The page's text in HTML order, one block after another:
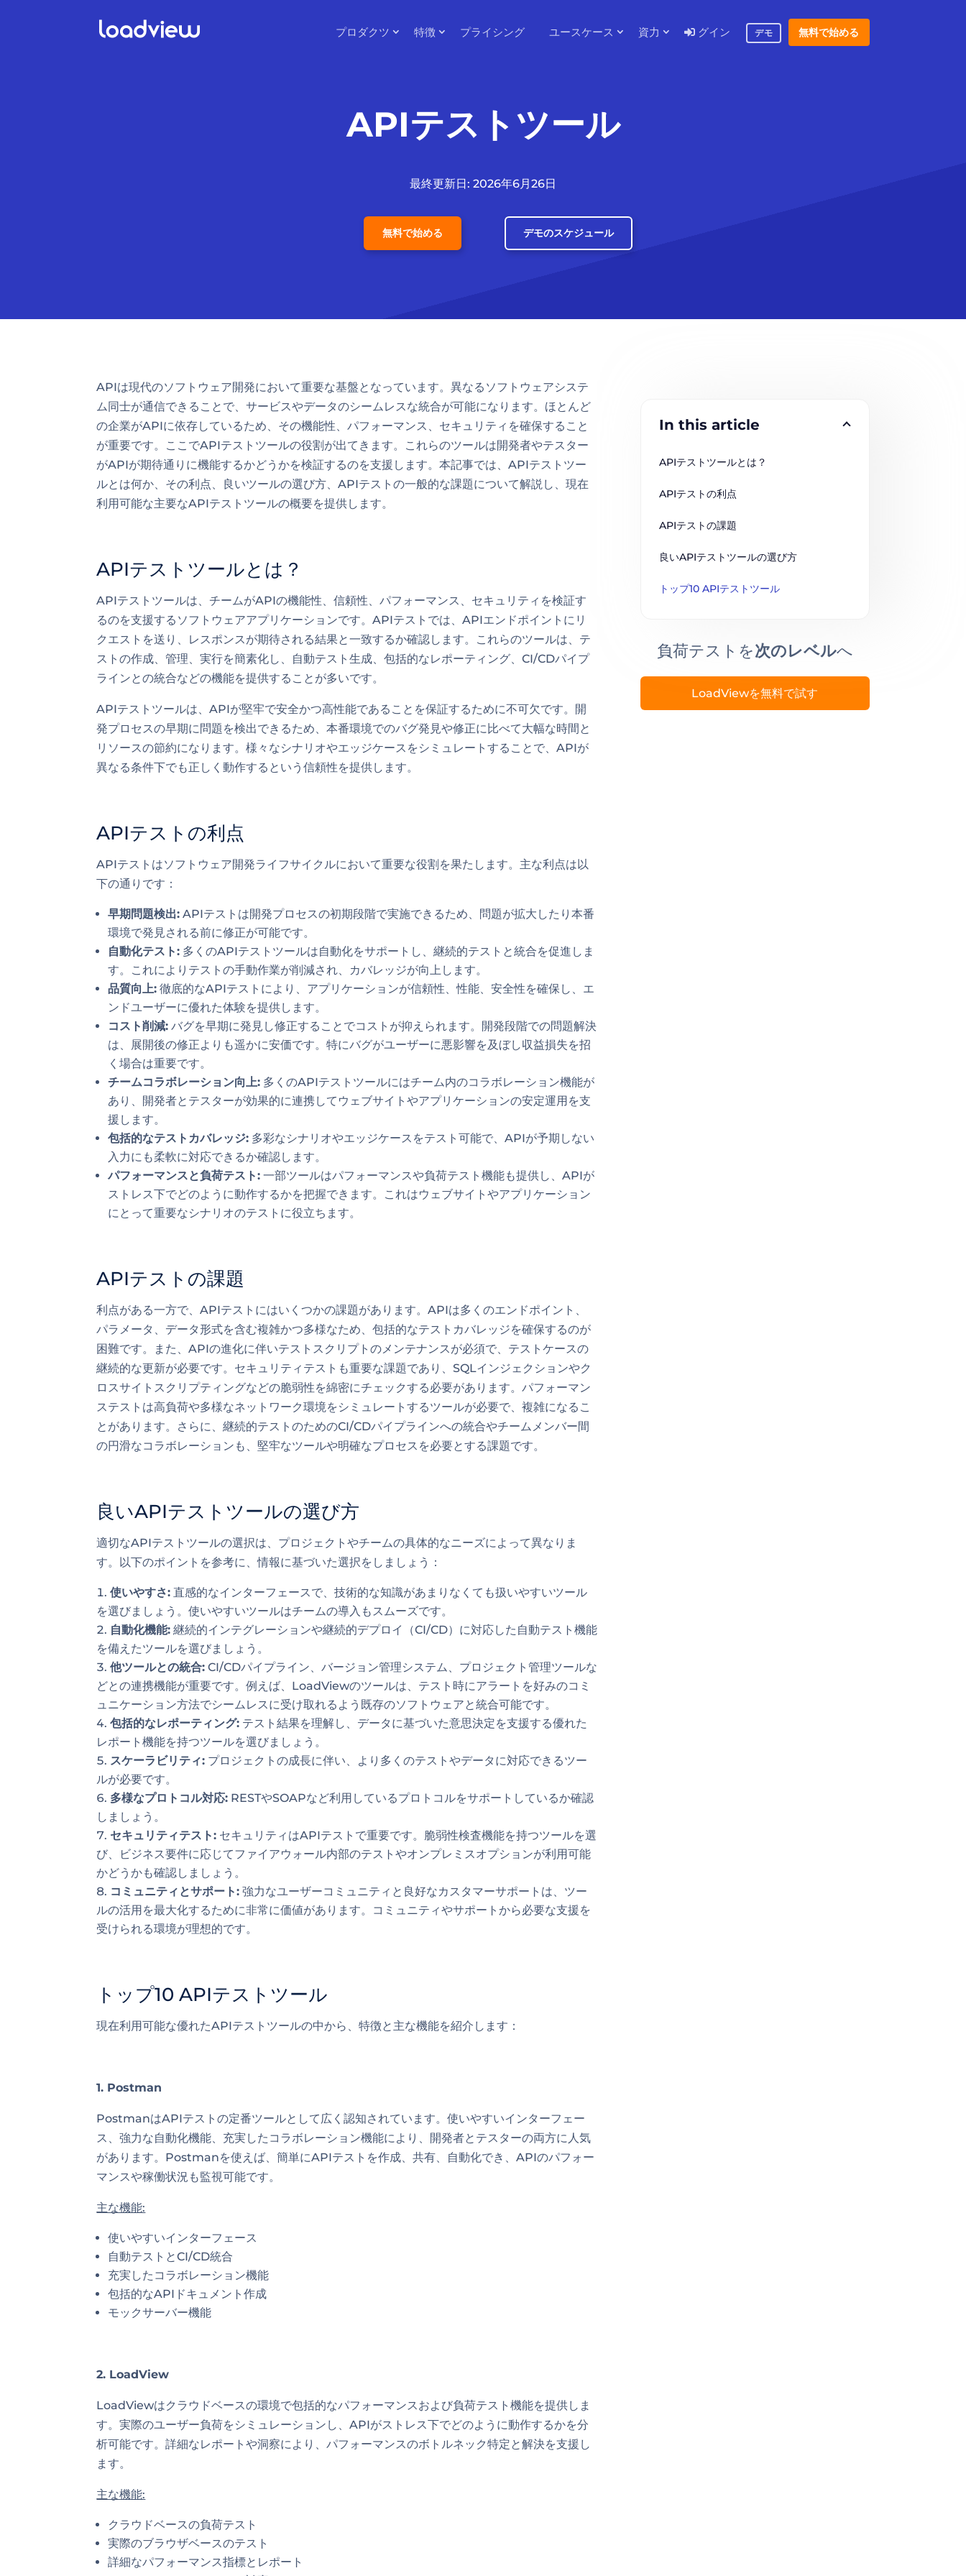
プロダクツ 特徴 プライシング ユースケース 資力 グイン デモ 無料で始める
APIテストツール
最終更新日: 2026年6月26日
無料で始める デモのスケジュール
APIは現代のソフトウェア開発において重要な基盤となっています。異なるソフトウェアシステ
ム同士が通信できることで、サービスやデータのシームレスな統合が可能になります。ほとんど
の企業がAPIに依存しているため、その機能性、パフォーマンス、セキュリティを確保すること
が重要です。ここでAPIテストツールの役割が出てきます。これらのツールは開発者やテスター
がAPIが期待通りに機能するかどうかを検証するのを支援します。本記事では、APIテストツー
ルとは何か、その利点、良いツールの選び方、APIテストの一般的な課題について解説し、現在
利用可能な主要なAPIテストツールの概要を提供します。
APIテストツールとは？
APIテストツールは、チームがAPIの機能性、信頼性、パフォーマンス、セキュリティを検証す
るのを支援するソフトウェアアプリケーションです。APIテストでは、APIエンドポイントにリ
クエストを送り、レスポンスが期待される結果と一致するか確認します。これらのツールは、テ
ストの作成、管理、実行を簡素化し、自動テスト生成、包括的なレポーティング、CI/CDパイプ
ラインとの統合などの機能を提供することが多いです。
APIテストツールは、APIが堅牢で安全かつ高性能であることを保証するために不可欠です。開
発プロセスの早期に問題を検出できるため、本番環境でのバグ発見や修正に比べて大幅な時間と
リソースの節約になります。様々なシナリオやエッジケースをシミュレートすることで、APIが
異なる条件下でも正しく動作するという信頼性を提供します。
APIテストの利点
APIテストはソフトウェア開発ライフサイクルにおいて重要な役割を果たします。主な利点は以
下の通りです：
早期問題検出: APIテストは開発プロセスの初期段階で実施できるため、問題が拡大したり本番
環境で発見される前に修正が可能です。
自動化テスト: 多くのAPIテストツールは自動化をサポートし、継続的テストと統合を促進しま
す。これによりテストの手動作業が削減され、カバレッジが向上します。
品質向上: 徹底的なAPIテストにより、アプリケーションが信頼性、性能、安全性を確保し、エ
ンドユーザーに優れた体験を提供します。
コスト削減: バグを早期に発見し修正することでコストが抑えられます。開発段階での問題解決
は、展開後の修正よりも遥かに安価です。特にバグがユーザーに悪影響を及ぼし収益損失を招
く場合は重要です。
チームコラボレーション向上: 多くのAPIテストツールにはチーム内のコラボレーション機能が
あり、開発者とテスターが効果的に連携してウェブサイトやアプリケーションの安定運用を支
援します。
包括的なテストカバレッジ: 多彩なシナリオやエッジケースをテスト可能で、APIが予期しない
入力にも柔軟に対応できるか確認します。
パフォーマンスと負荷テスト: 一部ツールはパフォーマンスや負荷テスト機能も提供し、APIが
ストレス下でどのように動作するかを把握できます。これはウェブサイトやアプリケーション
にとって重要なシナリオのテストに役立ちます。
APIテストの課題
利点がある一方で、APIテストにはいくつかの課題があります。APIは多くのエンドポイント、
パラメータ、データ形式を含む複雑かつ多様なため、包括的なテストカバレッジを確保するのが
困難です。また、APIの進化に伴いテストスクリプトのメンテナンスが必須で、テストケースの
継続的な更新が必要です。セキュリティテストも重要な課題であり、SQLインジェクションやク
ロスサイトスクリプティングなどの脆弱性を綿密にチェックする必要があります。パフォーマン
ステストは高負荷や多様なネットワーク環境をシミュレートするツールが必要で、複雑になるこ
とがあります。さらに、継続的テストのためのCI/CDパイプラインへの統合やチームメンバー間
の円滑なコラボレーションも、堅牢なツールや明確なプロセスを必要とする課題です。
良いAPIテストツールの選び方
適切なAPIテストツールの選択は、プロジェクトやチームの具体的なニーズによって異なりま
す。以下のポイントを参考に、情報に基づいた選択をしましょう：
使いやすさ: 直感的なインターフェースで、技術的な知識があまりなくても扱いやすいツール
を選びましょう。使いやすいツールはチームの導入もスムーズです。
自動化機能: 継続的インテグレーションや継続的デプロイ（CI/CD）に対応した自動テスト機能
を備えたツールを選びましょう。
他ツールとの統合: CI/CDパイプライン、バージョン管理システム、プロジェクト管理ツールな
どとの連携機能が重要です。例えば、LoadViewのツールは、テスト時にアラートを好みのコミ
ュニケーション方法でシームレスに受け取れるよう既存のソフトウェアと統合可能です。
包括的なレポーティング: テスト結果を理解し、データに基づいた意思決定を支援する優れた
レポート機能を持つツールを選びましょう。
スケーラビリティ: プロジェクトの成長に伴い、より多くのテストやデータに対応できるツー
ルが必要です。
多様なプロトコル対応: RESTやSOAPなど利用しているプロトコルをサポートしているか確認
しましょう。
セキュリティテスト: セキュリティはAPIテストで重要です。脆弱性検査機能を持つツールを選
び、ビジネス要件に応じてファイアウォール内部のテストやオンプレミスオプションが利用可能
かどうかも確認しましょう。
コミュニティとサポート: 強力なユーザーコミュニティと良好なカスタマーサポートは、ツー
ルの活用を最大化するために非常に価値があります。コミュニティやサポートから必要な支援を
受けられる環境が理想的です。
トップ10 APIテストツール
現在利用可能な優れたAPIテストツールの中から、特徴と主な機能を紹介します：
1. Postman
PostmanはAPIテストの定番ツールとして広く認知されています。使いやすいインターフェー
ス、強力な自動化機能、充実したコラボレーション機能により、開発者とテスターの両方に人気
があります。Postmanを使えば、簡単にAPIテストを作成、共有、自動化でき、APIのパフォー
マンスや稼働状況も監視可能です。
主な機能:
使いやすいインターフェース
自動テストとCI/CD統合
充実したコラボレーション機能
包括的なAPIドキュメント作成
モックサーバー機能
2. LoadView
LoadViewはクラウドベースの環境で包括的なパフォーマンスおよび負荷テスト機能を提供しま
す。実際のユーザー負荷をシミュレーションし、APIがストレス下でどのように動作するかを分
析可能です。詳細なレポートや洞察により、パフォーマンスのボトルネック特定と解決を支援し
ます。
主な機能:
クラウドベースの負荷テスト
実際のブラウザベースのテスト
詳細なパフォーマンス指標とレポート
In this article
APIテストツールとは？
APIテストの利点
APIテストの課題
良いAPIテストツールの選び方
トップ10 APIテストツール
負荷テストを次のレベルへ
LoadViewを無料で試す